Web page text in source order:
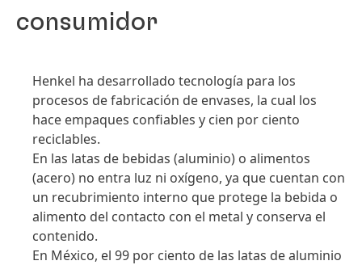
consumidor
Henkel ha desarrollado tecnología para los
procesos de fabricación de envases, la cual los
hace empaques confiables y cien por ciento
reciclables.
En las latas de bebidas (aluminio) o alimentos
(acero) no entra luz ni oxígeno, ya que cuentan con
un recubrimiento interno que protege la bebida o
alimento del contacto con el metal y conserva el
contenido.
En México, el 99 por ciento de las latas de aluminio